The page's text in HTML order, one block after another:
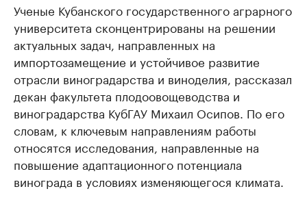
Ученые Кубанского государственного аграрного
университета сконцентрированы на решении
актуальных задач, направленных на
импортозамещение и устойчивое развитие
отрасли виноградарства и виноделия, рассказал
декан факультета плодоовощеводства и
виноградарства КубГАУ Михаил Осипов. По его
словам, к ключевым направлениям работы
относятся исследования, направленные на
повышение адаптационного потенциала
винограда в условиях изменяющегося климата.